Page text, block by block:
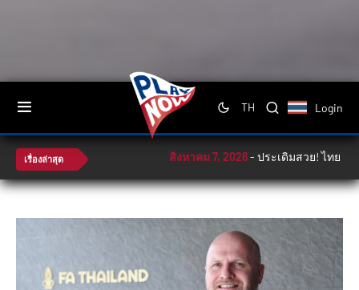
TH Login
เรื่องล่าสุด สิงหาคม 7, 2026-ประเดิมสวย! ไทย ตบ ฟิลิ